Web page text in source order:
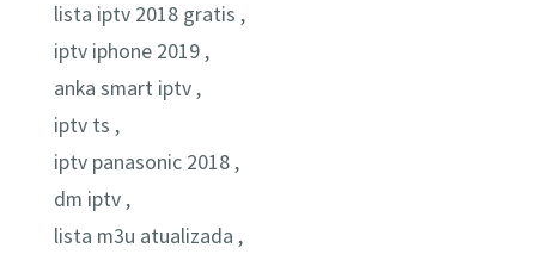
lista iptv 2018 gratis ,
iptv iphone 2019 ,
anka smart iptv ,
iptv ts ,
iptv panasonic 2018 ,
dm iptv ,
lista m3u atualizada ,